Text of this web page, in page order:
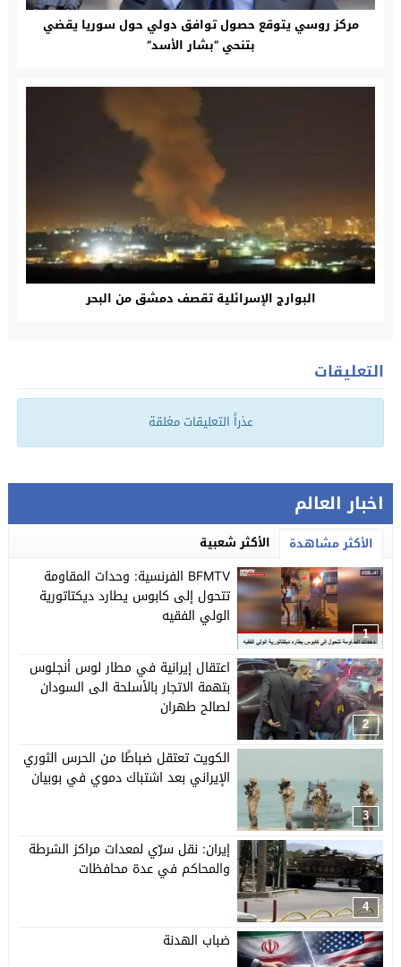
مركز روسي يتوقع حصول توافق دولي حول سوريا يقضي
بتنحي “بشار الأسد”
البوارج الإسرائلية تقصف دمشق من البحر
التعليقات
عذراً التعليقات مغلقة
اخبار العالم
الأكثر مشاهدة الأكثر شعبية
1
BFMTV الفرنسية: وحدات المقاومة
تتحول إلى كابوس يطارد ديكتاتورية
الولي الفقيه
2
اعتقال إيرانية في مطار لوس أنجلوس
بتهمة الاتجار بالأسلحة الى السودان
لصالح طهران
3
الكويت تعتقل ضباطًا من الحرس الثوري
الإيراني بعد اشتباك دموي في بوبيان
4
إيران: نقل سرّي لمعدات مراكز الشرطة
والمحاكم في عدة محافظات
ضباب الهدنة